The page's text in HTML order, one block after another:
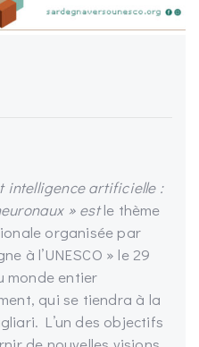
intelligence artificielle :
» estle thème
organisée par
à l’UNESCO » le 29
monde entier
qui se tiendra à la
L’un des objectifs